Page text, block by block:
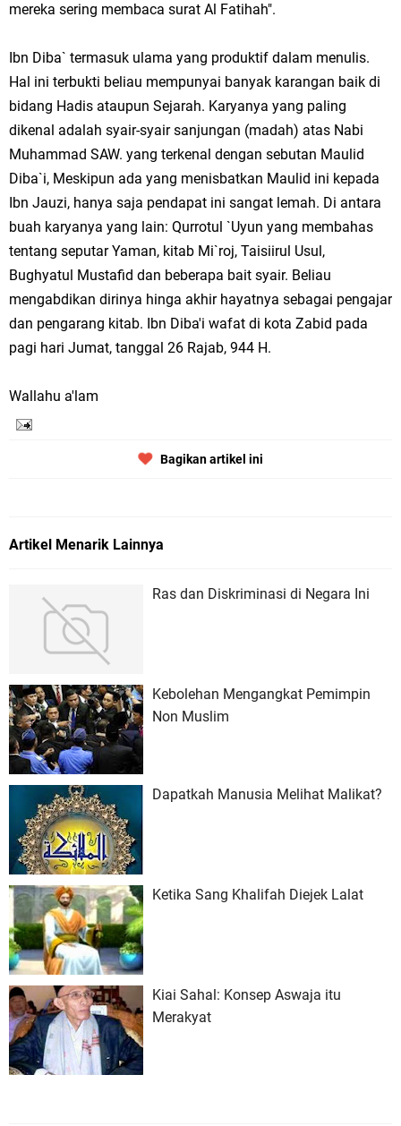
mereka sering membaca surat Al Fatihah".
Ibn Diba` termasuk ulama yang produktif dalam menulis.
Hal ini terbukti beliau mempunyai banyak karangan baik di
bidang Hadis ataupun Sejarah. Karyanya yang paling
dikenal adalah syair-syair sanjungan (madah) atas Nabi
Muhammad SAW. yang terkenal dengan sebutan Maulid
Diba`i, Meskipun ada yang menisbatkan Maulid ini kepada
Ibn Jauzi, hanya saja pendapat ini sangat lemah. Di antara
buah karyanya yang lain: Qurrotul `Uyun yang membahas
tentang seputar Yaman, kitab Mi`roj, Taisiirul Usul,
Bughyatul Mustafid dan beberapa bait syair. Beliau
mengabdikan dirinya hinga akhir hayatnya sebagai pengajar
dan pengarang kitab. Ibn Diba'i wafat di kota Zabid pada
pagi hari Jumat, tanggal 26 Rajab, 944 H.
Wallahu a'lam
Bagikan artikel ini
Artikel Menarik Lainnya
Ras dan Diskriminasi di Negara Ini
Kebolehan Mengangkat Pemimpin
Non Muslim
Dapatkah Manusia Melihat Malikat?
Ketika Sang Khalifah Diejek Lalat
Kiai Sahal: Konsep Aswaja itu
Merakyat